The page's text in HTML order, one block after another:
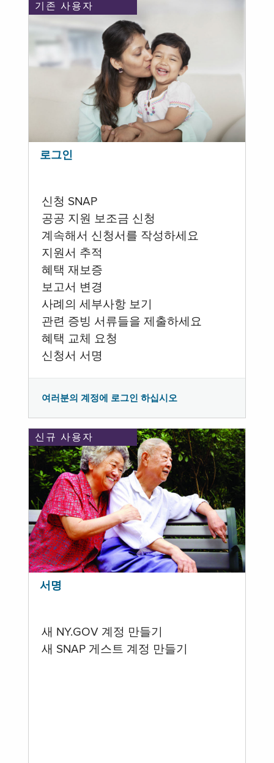
기존 사용자
로그인
신청 SNAP
공공 지원 보조금 신청
계속해서 신청서를 작성하세요
지원서 추적
혜택 재보증
보고서 변경
사례의 세부사항 보기
관련 증빙 서류들을 제출하세요
혜택 교체 요청
신청서 서명
여러분의 계정에 로그인 하십시오
신규 사용자
서명
새 NY.GOV 계정 만들기
새 SNAP 게스트 계정 만들기